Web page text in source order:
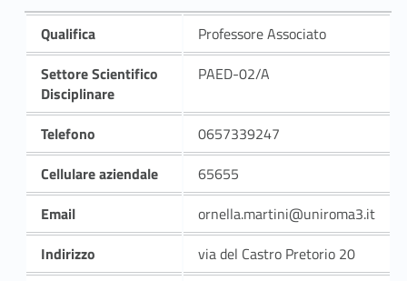
Qualifica
Professore Associato
Settore Scientifico
Disciplinare
PAED-02/A
Telefono
0657339247
Cellulare aziendale
65655
Email
ornella.martini@uniroma3.it
Indirizzo
via del Castro Pretorio 20